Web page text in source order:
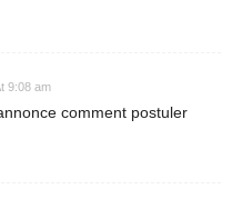
9:08 am
comment postuler